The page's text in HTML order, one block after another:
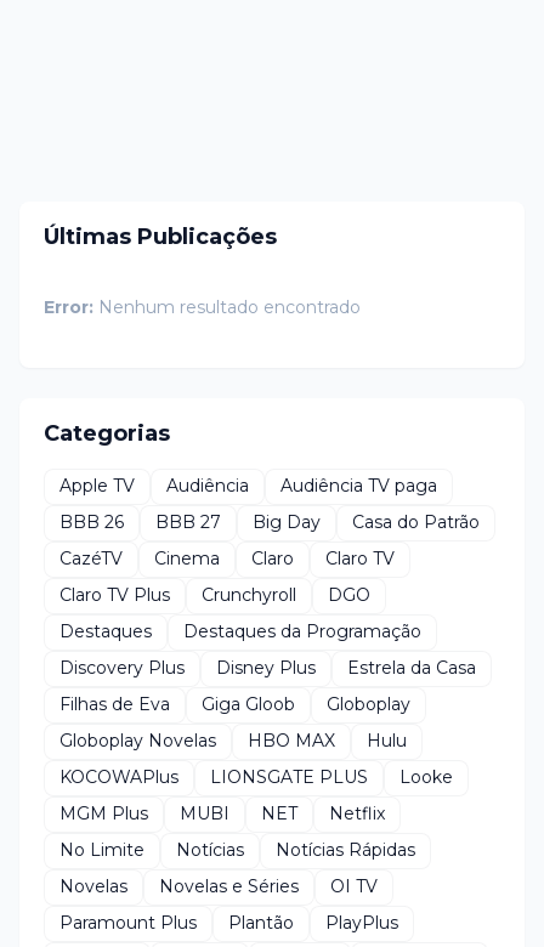
Últimas Publicações
Error: Nenhum resultado encontrado
Categorias
Apple TV Audiência
Audiência TV paga
BBB 26
BBB 27 Big Day
Casa do Patrão
CazéTV
Cinema Claro
Claro TV
Claro TV Plus
Crunchyroll
DGO
Destaques
Destaques da Programação
Discovery Plus
Disney Plus
Estrela da Casa
Filhas de Eva
Giga Gloob
Globoplay
Globoplay Novelas
HBO MAX
Hulu
KOCOWAPlus
LIONSGATE PLUS
Looke
MGM Plus
MUBI NET
Netflix
No Limite
Notícias
Notícias Rápidas
Novelas
Novelas e Séries
OI TV
Paramount Plus
Plantão
PlayPlus